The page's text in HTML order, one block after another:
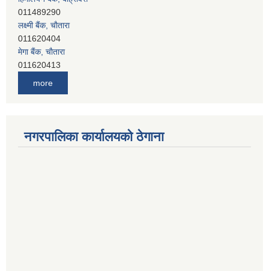
011620404
मेगा बैंक, चाैतारा
011620413
जनता बैंक, चाैतारा
011620406
देव विकास बैंक, बाह्रविसे
011401005
सिभिल बैंक, मेलम्ची
011401055
more
नगरपालिका कार्यालयको ठेगाना